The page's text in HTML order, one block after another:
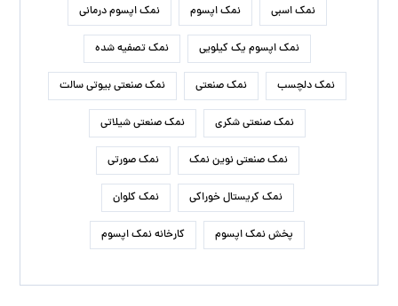
نمک اسبی نمک اپسوم نمک اپسوم درمانی
نمک اپسوم یک کیلویی نمک تصفیه شده
نمک دلچسب نمک صنعتی نمک صنعتی بیوتی سالت
نمک صنعتی شکری نمک صنعتی شیلاتی
نمک صنعتی نوین نمک نمک صورتی
نمک کریستال خوراکی نمک کلوان
پخش نمک اپسوم کارخانه نمک اپسوم